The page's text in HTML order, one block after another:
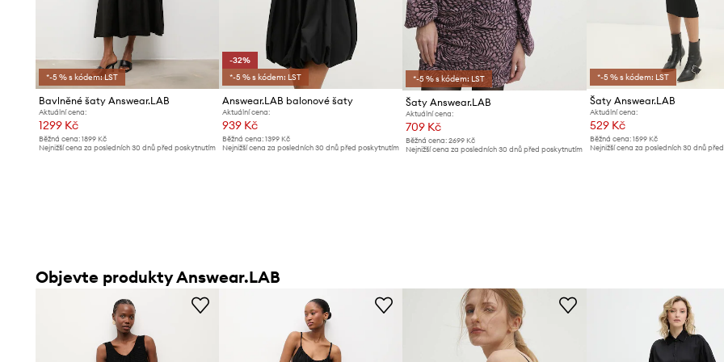
*-5 % s kódem: LST
Bavlněné šaty Answear.LAB
Aktuální cena:
1299 Kč
Běžná cena: 1899 Kč
Nejnižší cena za posledních 30 dnů před poskytnutím
-32%
*-5 % s kódem: LST
Answear.LAB balonové šaty
Aktuální cena:
939 Kč
Běžná cena:1399 Kč
Nejnižší cena za posledních 30 dnů před poskytnutím
*-5 % s kódem: LST
Šaty Answear.LAB
Aktuální cena:
709 Kč
Běžná cena: 2699 Kč
Nejnižší cena za posledních 30 dnů před poskytnutím
*-5 % s kódem: LST
Šaty Answear.LAB
Aktuální cena:
529 Kč
Běžná cena: 1599 Kč
Nejnižší cena za posledních 30 dnů
Objevte produkty Answear.LAB